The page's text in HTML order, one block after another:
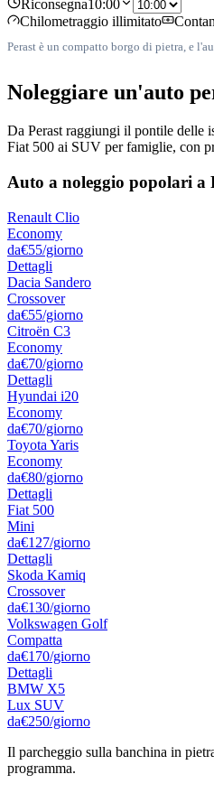
Riconsegna10:00
Chilometraggio illimitato
Perast è un compatto borgo di pietra, e
Noleggiare un'auto
Da Perast raggiungi il pontile delle
Fiat 500 ai SUV per famiglie, con
Auto a noleggio popolari a
Renault Clio
Economy
da€55/giorno
Dettagli
Dacia Sandero
Crossover
da€55/giorno
Citroën C3
Economy
da€70/giorno
Dettagli
Hyundai i20
Economy
da€70/giorno
Toyota Yaris
Economy
da€80/giorno
Dettagli
Fiat 500
Mini
da€127/giorno
Dettagli
Skoda Kamiq
Crossover
da€130/giorno
Volkswagen Golf
Compatta
da€170/giorno
Dettagli
BMW X5
Lux SUV
da€250/giorno
Il parcheggio sulla banchina in
programma.